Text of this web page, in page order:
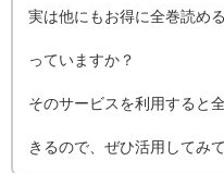
実は他にもお得に全巻読め
っていますか？
そのサービスを利用すると
きるので、ぜひ活用してみ